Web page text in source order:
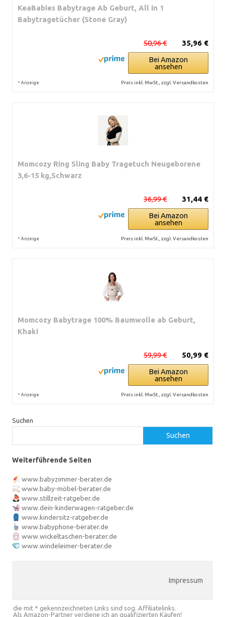
KeaBabies Babytrage Ab Geburt, All in 1
Babytragetücher (Stone Gray)
35,96 €
50,96 €
Bei Amazon
ansehen
* Anzeige Preis inkl. MwSt., zzgl. Versandkosten
Momcozy Ring Sling Baby Tragetuch Neugeborene
3,6-15 kg,Schwarz
31,44 €
36,99 €
Bei Amazon
ansehen
* Anzeige Preis inkl. MwSt., zzgl. Versandkosten
Momcozy Babytrage 100% Baumwolle ab Geburt,
Khaki
50,99 €
59,99 €
Bei Amazon
ansehen
* Anzeige Preis inkl. MwSt., zzgl. Versandkosten
Suchen
Suchen
Weiterführende Seiten
www.babyzimmer-berater.de
www.baby-möbel-berater.de
www.stillzeit-ratgeber.de
www.dein-kinderwagen-ratgeber.de
www.kindersitz-ratgeber.de
www.babyphone-berater.de
www.wickeltaschen-berater.de
www.windeleimer-berater.de
Impressum
die mit * gekennzeichneten Links sind sog. Affiliatelinks.
Als Amazon-Partner verdiene ich an qualifizierten Käufen!